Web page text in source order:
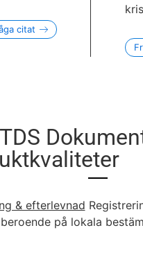
citat
& efterlevnad
beroende på lokala